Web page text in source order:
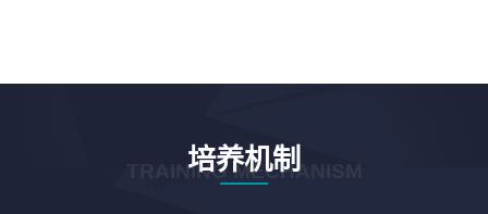
培养机制
TRAINING MECHANISM